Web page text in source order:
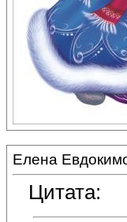
Елена
Цитата: